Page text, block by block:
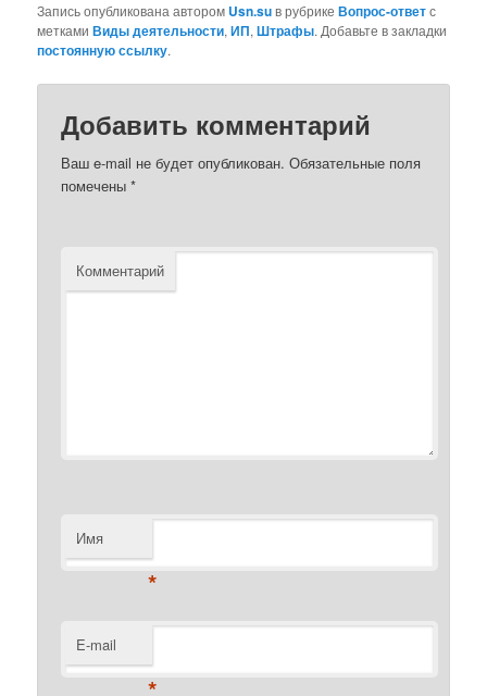
Запись опубликована автором Usn.suв рубрикеВопрос-ответс
меткамиВиды деятельности,ИП,Штрафы. Добавьте в закладки
постоянную ссылку.
Добавить комментарий
Ваш e-mail не будет опубликован. Обязательные поля
помечены*
Комментарий
Имя
*
E-mail